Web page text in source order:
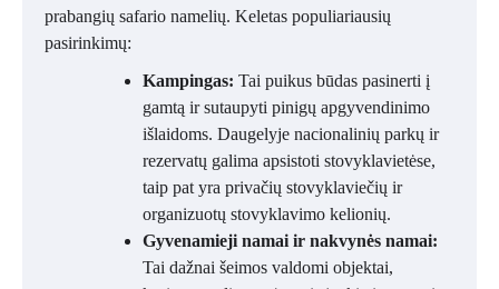
prabangių safario namelių. Keletas populiariausių
pasirinkimų:
Kampingas: Tai puikus būdas pasinerti į
gamtą ir sutaupyti pinigų apgyvendinimo
išlaidoms. Daugelyje nacionalinių parkų ir
rezervatų galima apsistoti stovyklavietėse,
taip pat yra privačių stovyklaviečių ir
organizuotų stovyklavimo kelionių.
Gyvenamieji namai ir nakvynės namai:
Tai dažnai šeimos valdomi objektai,